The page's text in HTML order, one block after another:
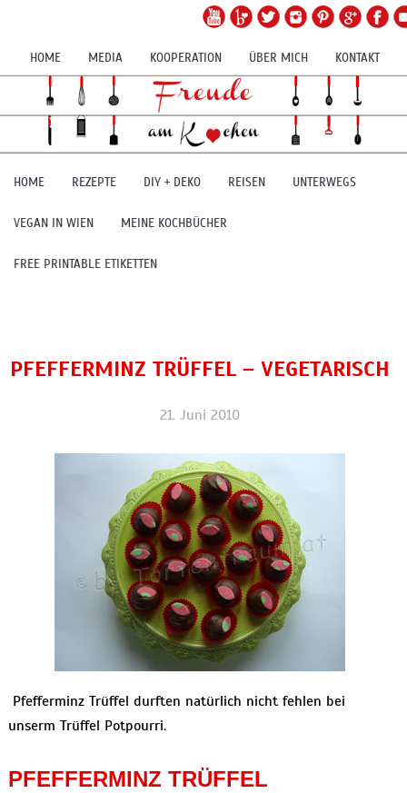
HOME MEDIA KOOPERATION ÜBER MICH KONTAKT
HOME REZEPTE DIY + DEKO REISEN UNTERWEGS
VEGAN IN WIEN MEINE KOCHBÜCHER
FREE PRINTABLE ETIKETTEN
PFEFFERMINZ TRÜFFEL – VEGETARISCH
21. Juni 2010
Pfefferminz Trüffel durften natürlich nicht fehlen bei
unserm Trüffel Potpourri.
PFEFFERMINZ TRÜFFEL